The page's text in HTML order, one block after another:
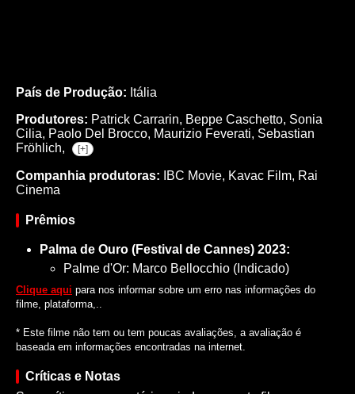
País de Produção: Itália
Produtores: Patrick Carrarin, Beppe Caschetto, Sonia
Cilia, Paolo Del Brocco, Maurizio Feverati, Sebastian
Fröhlich,
[+]
Companhia produtoras: IBC Movie, Kavac Film, Rai
Cinema
Prêmios
Palma de Ouro (Festival de Cannes) 2023:
Palme d'Or: Marco Bellocchio (Indicado)
Clique aqui para nos informar sobre um erro nas informações do
filme, plataforma,..
* Este filme não tem ou tem poucas avaliações, a avaliação é
baseada em informações encontradas na internet.
Críticas e Notas